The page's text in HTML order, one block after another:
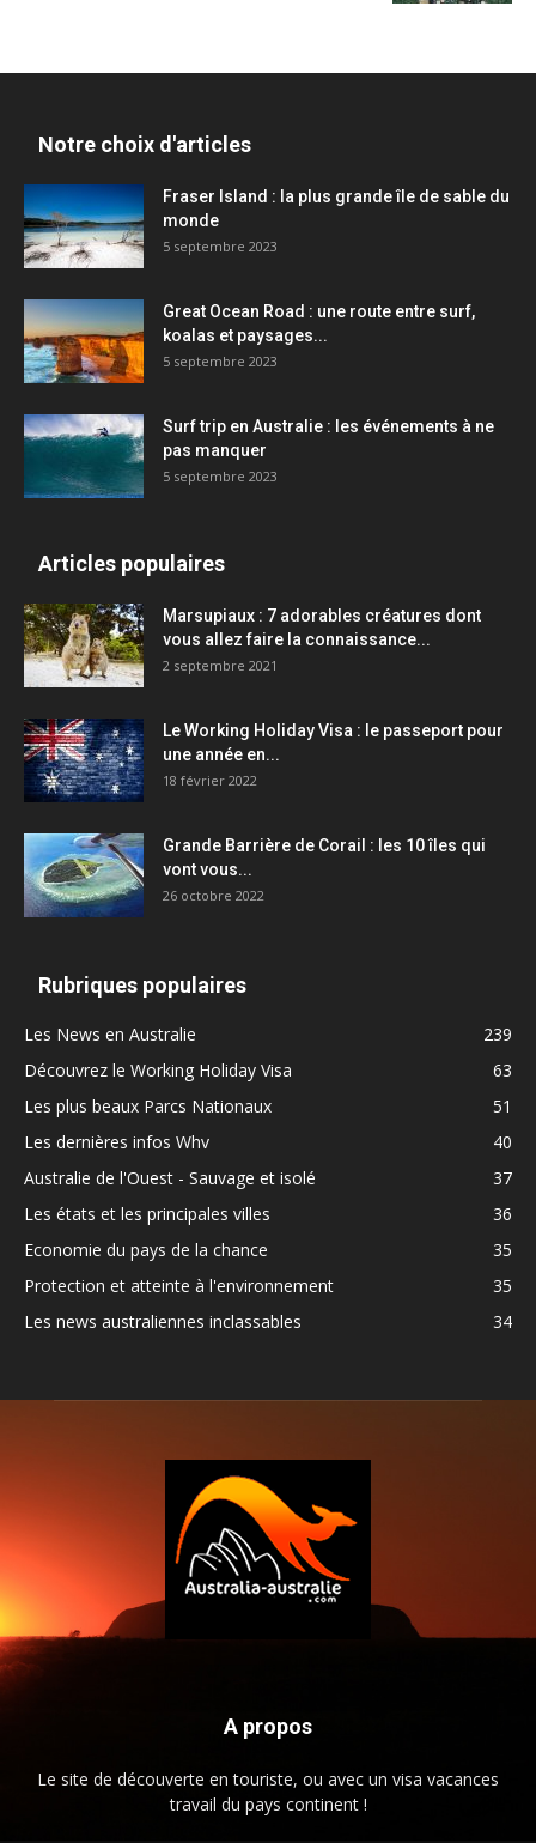
Notre choix d'articles
Fraser Island : la plus grande île de sable du
monde
5 septembre 2023
Great Ocean Road : une route entre surf,
koalas et paysages...
5 septembre 2023
Surf trip en Australie : les événements à ne
pas manquer
5 septembre 2023
Articles populaires
Marsupiaux : 7 adorables créatures dont
vous allez faire la connaissance...
2 septembre 2021
Le Working Holiday Visa : le passeport pour
une année en...
18 février 2022
Grande Barrière de Corail : les 10 îles qui
vont vous...
26 octobre 2022
Rubriques populaires
Les News en Australie
239
Découvrez le Working Holiday Visa
63
Les plus beaux Parcs Nationaux
51
Les dernières infos Whv
40
Australie de l'Ouest - Sauvage et isolé
37
Les états et les principales villes
36
Economie du pays de la chance
35
Protection et atteinte à l'environnement
35
Les news australiennes inclassables
34
A propos
Le site de découverte en touriste, ou avec un visa vacances
travail du pays continent !